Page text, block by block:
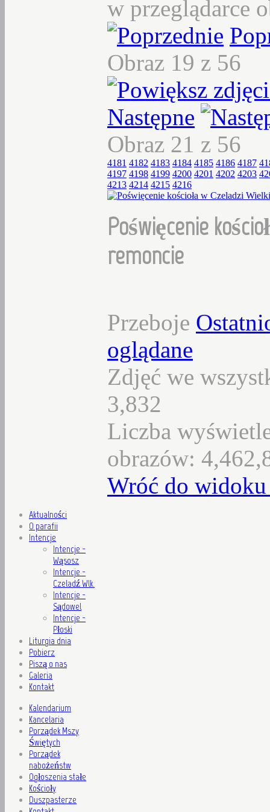
w przeglądarce
Obraz 19 z 56
Następne
Obraz 21 z 56
4181 4182 4183 4184 4185 4186 4187
4197 4198 4199 4200 4201 4202 4203
4213 4214 4215 4216
Poświęcenie
remoncie
Przeboje
oglądane
Zdjęć we
3,832
Liczba
obrazów:
Wróć do
Aktualności
O parafii
Intencje
Intencje -
Wąsosz
Intencje -
Czeladź Wlk.
Intencje -
Sądowel
Intencje -
Płoski
Liturgia dnia
Pobierz
Piszą o nas
Galeria
Kontakt
Kalendarium
Kancelaria
Porządek Mszy
Świętych
Porządek
nabożeństw
Ogłoszenia stałe
Kościoły
Duszpasterze